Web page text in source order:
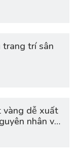
trí sân
vàng dễ xuất
nhân và